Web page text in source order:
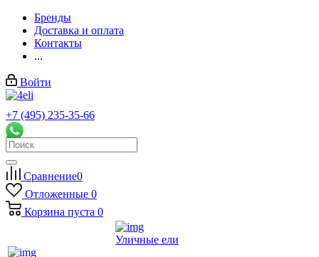
Бренды
Доставка и оплата
Контакты
...
Войти
+7 (495) 235-35-66
Заказать звонок
Сравнение0
Отложенные 0
Корзина пуста 0
Уличные ели